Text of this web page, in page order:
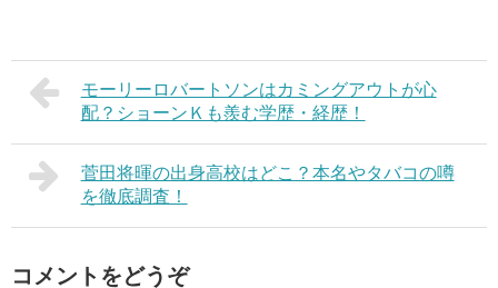
モーリーロバートソンはカミングアウトが心
配？ショーンＫも羨む学歴・経歴！
菅田将暉の出身高校はどこ？本名やタバコの噂
を徹底調査！
コメントをどうぞ